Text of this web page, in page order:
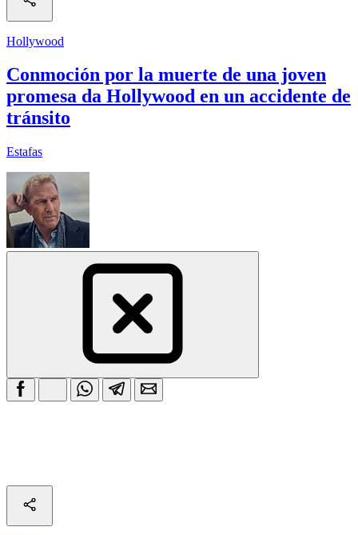
Hollywood
Conmoción por la muerte de una joven
promesa da Hollywood en un accidente de
tránsito
Estafas